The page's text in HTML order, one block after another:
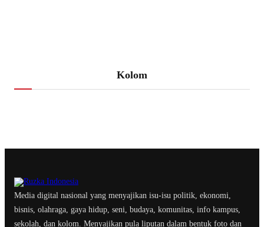
Kolom
Media digital nasional yang menyajikan isu-isu politik, ekonomi,
bisnis, olahraga, gaya hidup, seni, budaya, komunitas, info kampus,
sekolah, dan kolom. Menyajikan pula liputan dalam bentuk foto dan